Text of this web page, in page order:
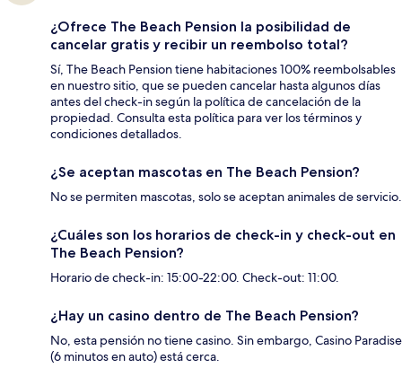
¿Ofrece The Beach Pension la posibilidad de
cancelar gratis y recibir un reembolso total?
Sí, The Beach Pension tiene habitaciones 100% reembolsables
en nuestro sitio, que se pueden cancelar hasta algunos días
antes del check-in según la política de cancelación de la
propiedad. Consulta esta política para ver los términos y
condiciones detallados.
¿Se aceptan mascotas en The Beach Pension?
No se permiten mascotas, solo se aceptan animales de servicio.
¿Cuáles son los horarios de check-in y check-out en
The Beach Pension?
Horario de check-in: 15:00-22:00. Check-out: 11:00.
¿Hay un casino dentro de The Beach Pension?
No, esta pensión no tiene casino. Sin embargo, Casino Paradise
(6 minutos en auto) está cerca.